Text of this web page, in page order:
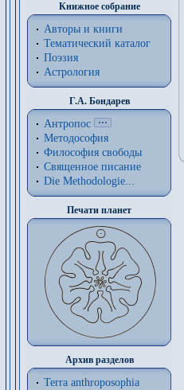
Книжное собрание
Авторы и книги
Тематический каталог
Поэзия
Астрология
Г.А. Бондарев
Антропос
Методософия
Философия cвободы
Священное писание
Die Methodologie...
Печати планет
Архив разделов
Terra anthroposophia